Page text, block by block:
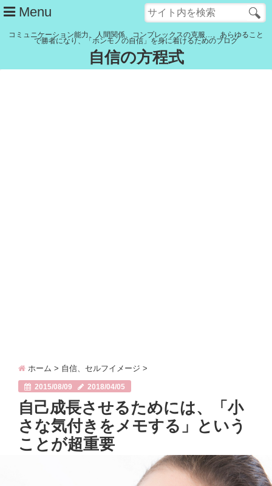
Menu
管理人紹介
コミュニケーション能力、人間関係、コンプレックスの克服…。あらゆること
で勝者になり、「ホンモノの自信」を身に着けるためのブログ
自信の方程式
ホーム > 自信、セルフイメージ >
2015/08/09 2018/04/05
自己成長させるためには、「小
さな気付きをメモする」という
ことが超重要